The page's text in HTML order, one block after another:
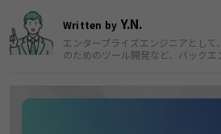
Written by Y.N.
エンタープライズエンジニアとし
のためのツール開発など、バックエ